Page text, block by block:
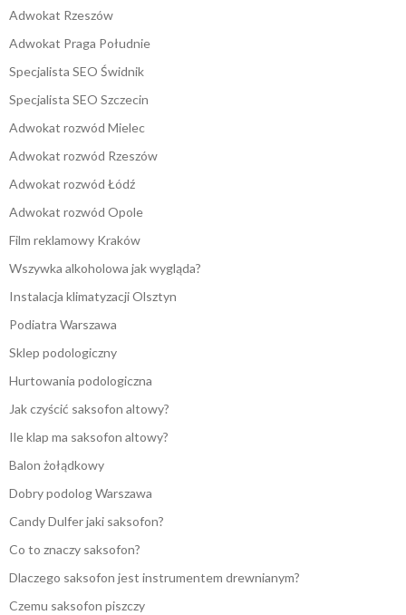
Adwokat Rzeszów
Adwokat Praga Południe
Specjalista SEO Świdnik
Specjalista SEO Szczecin
Adwokat rozwód Mielec
Adwokat rozwód Rzeszów
Adwokat rozwód Łódź
Adwokat rozwód Opole
Film reklamowy Kraków
Wszywka alkoholowa jak wygląda?
Instalacja klimatyzacji Olsztyn
Podiatra Warszawa
Sklep podologiczny
Hurtowania podologiczna
Jak czyścić saksofon altowy?
Ile klap ma saksofon altowy?
Balon żołądkowy
Dobry podolog Warszawa
Candy Dulfer jaki saksofon?
Co to znaczy saksofon?
Dlaczego saksofon jest instrumentem drewnianym?
Czemu saksofon piszczy